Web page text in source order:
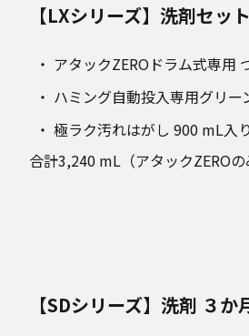
【LXシリーズ】洗剤セッ
アタックZEROドラム式専
ハミング自動投入専用グリ
極ラク汚れはがし 900 mL
合計3,240 mL（アタックZERO
【SDシリーズ】洗剤 ３か